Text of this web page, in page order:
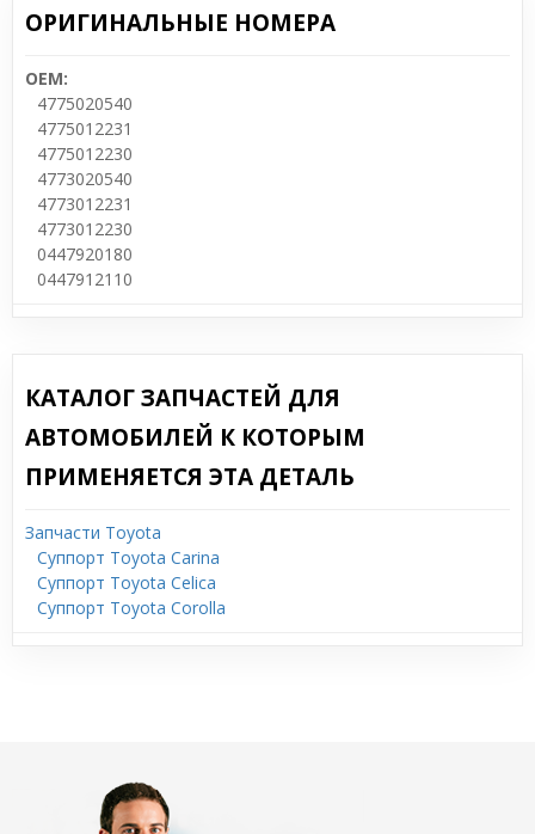
ОРИГИНАЛЬНЫЕ НОМЕРА
OEM:
4775020540
4775012231
4775012230
4773020540
4773012231
4773012230
0447920180
0447912110
КАТАЛОГ ЗАПЧАСТЕЙ ДЛЯ
АВТОМОБИЛЕЙ К КОТОРЫМ
ПРИМЕНЯЕТСЯ ЭТА ДЕТАЛЬ
Запчасти Toyota
Суппорт Toyota Carina
Суппорт Toyota Celica
Суппорт Toyota Corolla